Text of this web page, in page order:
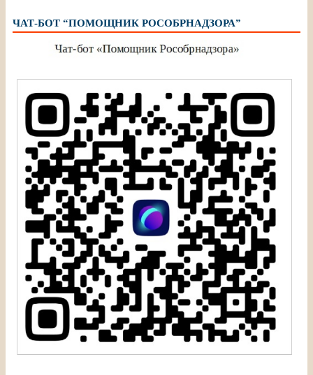
ЧАТ-БОТ “ПОМОЩНИК РОСОБРНАДЗОРА”